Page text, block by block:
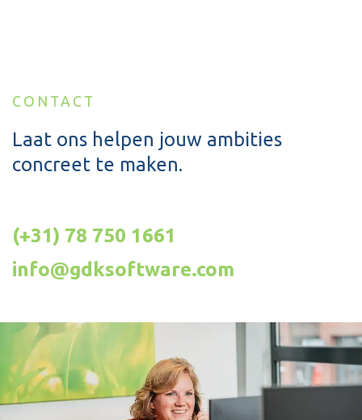
CONTACT
Laat ons helpen jouw ambities
concreet te maken.
(+31) 78 750 1661
info@gdksoftware.com